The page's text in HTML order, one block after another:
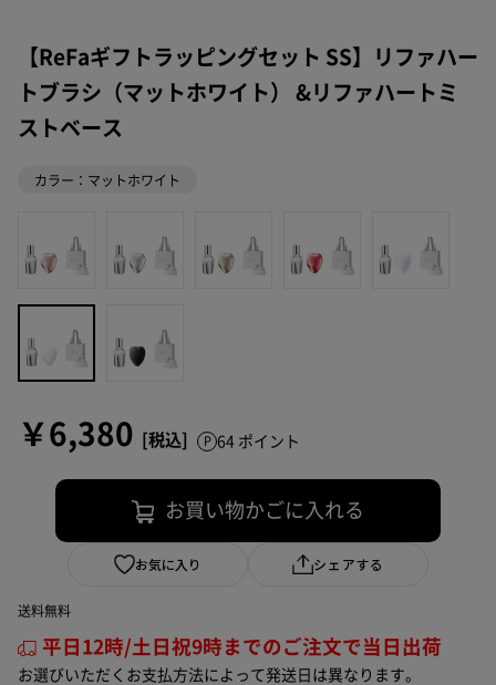
【ReFaギフトラッピングセット SS】リファハー
トブラシ（マットホワイト） &リファハートミ
ストベース
カラー：マットホワイト
￥6,380 64 ポイント
お買い物かごに入れる
お気に入り シェアする
送料無料
平日12時/土日祝9時までのご注文で当日出荷
お選びいただくお支払方法によって発送日は異なります。